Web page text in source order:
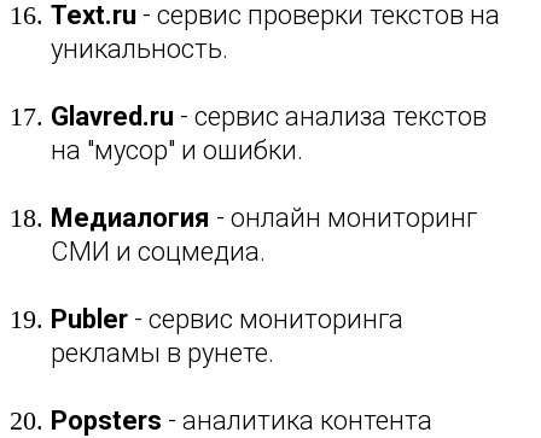
Text.ru - сервис проверки текстов на
уникальность.
Glavred.ru - сервис анализа текстов
на "мусор" и ошибки.
Медиалогия - онлайн мониторинг
СМИ и соцмедиа.
Publer - сервис мониторинга
рекламы в рунете.
Popsters - аналитика контента